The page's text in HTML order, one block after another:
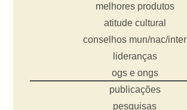
melhores produtos
atitude cultural
conselhos mun/nac/inter
lideranças
ogs e ongs
publicações
pesquisas